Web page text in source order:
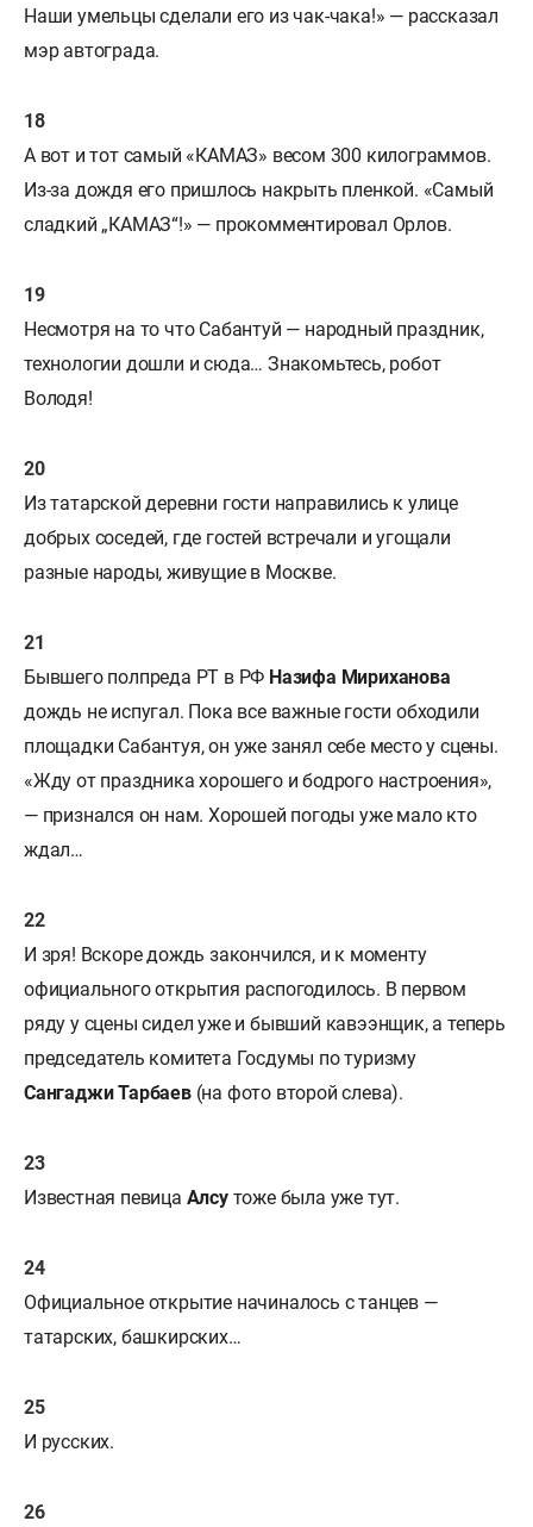
Наши умельцы сделали его из чак-чака!» — рассказал
мэр автограда.
А вот и тот самый «КАМАЗ» весом 300 килограммов.
Из-за дождя его пришлось накрыть пленкой. «Самый
сладкий „КАМАЗ“!» — прокомментировал Орлов.
Несмотря на то что Сабантуй — народный праздник,
технологии дошли и сюда… Знакомьтесь, робот
Володя!
Из татарской деревни гости направились к улице
добрых соседей, где гостей встречали и угощали
разные народы, живущие в Москве.
Бывшего полпреда РТ в РФ Назифа Мириханова
дождь не испугал. Пока все важные гости обходили
площадки Сабантуя, он уже занял себе место у сцены.
«Жду от праздника хорошего и бодрого настроения»,
— признался он нам. Хорошей погоды уже мало кто
ждал…
И зря! Вскоре дождь закончился, и к моменту
официального открытия распогодилось. В первом
ряду у сцены сидел уже и бывший кавээнщик, а теперь
председатель комитета Госдумы по туризму
Сангаджи Тарбаев (на фото второй слева).
Известная певица Алсутоже была уже тут.
Официальное открытие начиналось с танцев —
татарских, башкирских…
И русских.